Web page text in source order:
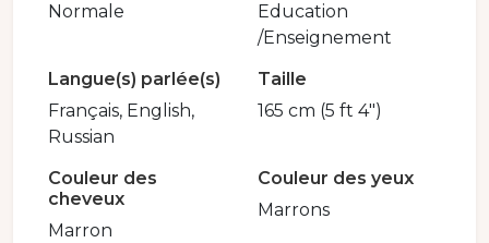
Normale
Education
/Enseignement
Langue(s) parlée(s)
Français, English,
Russian
Taille
165 cm (5 ft 4")
Couleur des
cheveux
Marron
Couleur des yeux
Marrons